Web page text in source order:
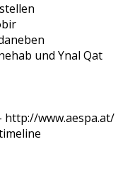
und Ynal Qat
http://www.aespa.at/